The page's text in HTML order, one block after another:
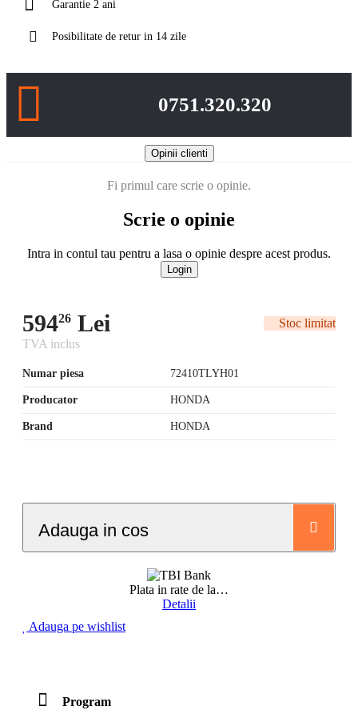
Garantie 2 ani
Posibilitate de retur in 14 zile
0751.320.320
Opinii clienti
Fi primul care scrie o opinie.
Scrie o opinie
Intra in contul tau pentru a lasa o opinie despre acest produs.
Login
59426 Lei
Stoc limitat
TVA inclus
Numar piesa 72410TLYH01
Producator HONDA
Brand HONDA
Adauga in cos
Plata in rate de la…
Detalii
Adauga pe wishlist
Program